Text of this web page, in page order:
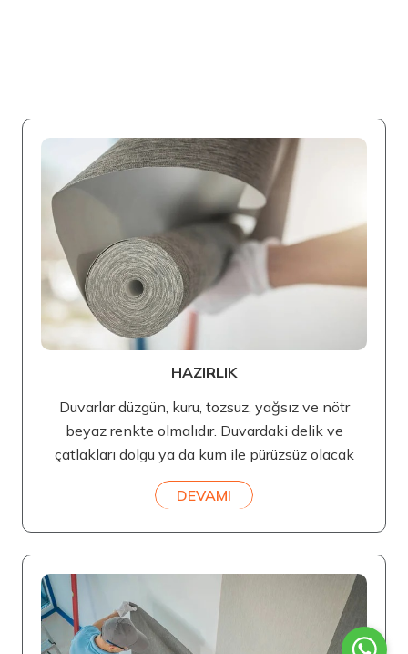
HAZIRLIK
Duvarlar düzgün, kuru, tozsuz, yağsız ve nötr
beyaz renkte olmalıdır. Duvardaki delik ve
çatlakları dolgu ya da kum ile pürüzsüz olacak
DEVAMI